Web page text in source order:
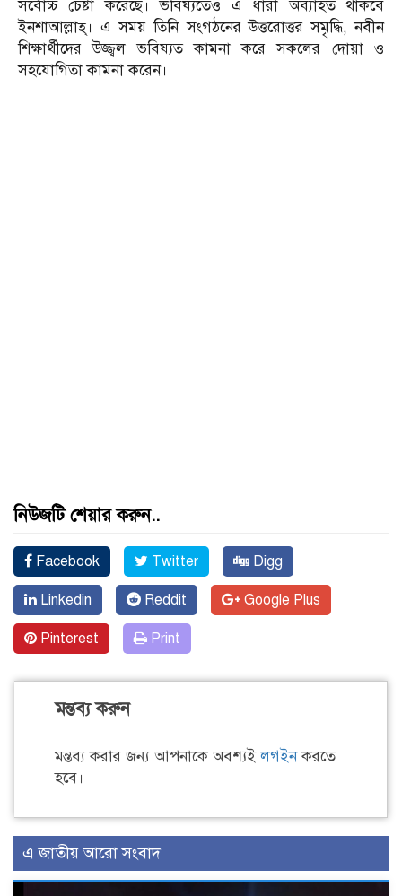
সর্বোচ্চ চেষ্টা করেছে। ভবিষ্যতেও এ ধারা অব্যাহত থাকবে
ইনশাআল্লাহ্। এ সময় তিনি সংগঠনের উত্তরোত্তর সমৃদ্ধি, নবীন
শিক্ষার্থীদের উজ্জ্বল ভবিষ্যত কামনা করে সকলের দোয়া ও
সহযোগিতা কামনা করেন।
নিউজটি শেয়ার করুন..
Facebook Twitter Digg
Linkedin Reddit Google Plus
Pinterest Print
মন্তব্য করুন
মন্তব্য করার জন্য আপনাকে অবশ্যইলগইনকরতে
হবে।
এ জাতীয় আরো সংবাদ